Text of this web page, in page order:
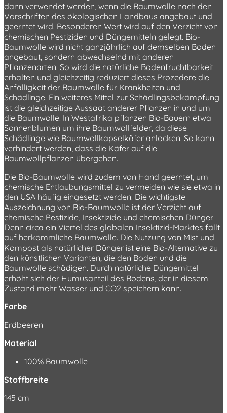
dann verwendet werden, wenn die Baumwolle nach den
Vorschriften des ökologischen Landbaus angebaut und
geerntet wird. Besonderen Wert wird auf den Verzicht von
chemischen Pestiziden und Düngemitteln gelegt. Bio-
Baumwolle wird nicht ganzjährlich auf demselben Boden
angebaut, sondern abwechselnd mit anderen
Pflanzenarten. So wird die natürliche Bodenfruchtbarkeit
erhalten und gleichzeitig reduziert dieses Prozedere die
Anfälligkeit der Baumwolle für Krankheiten und
Schädlinge. Ein weiteres Mittel zur Schädlingsbekämpfung
ist die gleichzeitige Aussaat anderer Pflanzen in und um
die Baumwolle. In Westafrika pflanzen Bio-Bauern etwa
Sonnenblumen um ihre Baumwollfelder, da diese
Schädlinge wie Baumwollkapselkäfer anlocken. So kann
verhindert werden, dass die Käfer auf die
Baumwollpflanzen übergehen.
Die Bio-Baumwolle wird zudem von Hand geerntet, um
chemische Entlaubungsmittel zu vermeiden wie sie etwa in
den USA häufig eingesetzt werden. Die wichtigste
Auszeichnung von Bio-Baumwolle ist der Verzicht auf
chemische Pestizide, Insektizide und chemischen Dünger.
Denn circa ein Viertel des globalen Insektizid-Marktes fällt
auf herkömmliche Baumwolle. Die Nutzung von Mist und
Kompost als natürlicher Dünger ist eine Bio-Alternative zu
den künstlichen Varianten, die den Boden und die
Baumwolle schädigen. Durch natürliche Düngemittel
erhöht sich der Humusanteil des Bodens, der in diesem
Zustand mehr Wasser und CO2 speichern kann.
Farbe
Erdbeeren
Material
100% Baumwolle
Stoffbreite
145 cm